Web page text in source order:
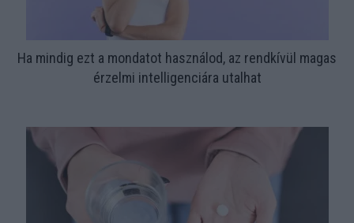
Ha mindig ezt a mondatot használod, az rendkívül magas
érzelmi intelligenciára utalhat